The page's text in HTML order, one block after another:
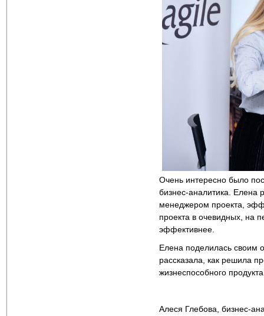
Очень интересно было
бизнес-аналитика. Елена
менеджером проекта,
проекта в очевидных, на
эффективнее.
Елена поделилась своим
рассказала, как решила
жизнеспособного
Алеся Глебова, бизнес-